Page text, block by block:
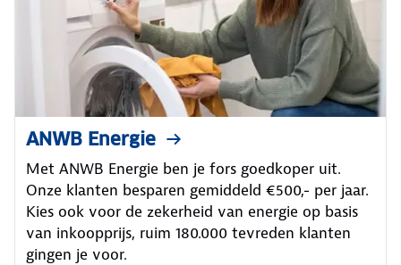
ANWB Energie
Met ANWB Energie ben je fors goedkoper uit.
Onze klanten besparen gemiddeld €500,- per jaar.
Kies ook voor de zekerheid van energie op basis
van inkoopprijs, ruim 180.000 tevreden klanten
gingen je voor.